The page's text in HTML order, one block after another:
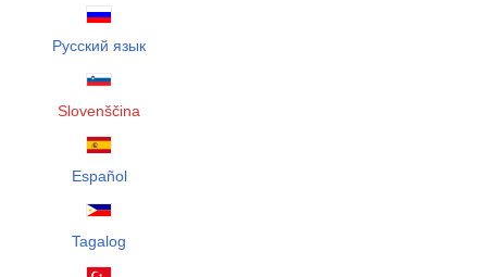
Русский язык
Slovenščina
Español
Tagalog